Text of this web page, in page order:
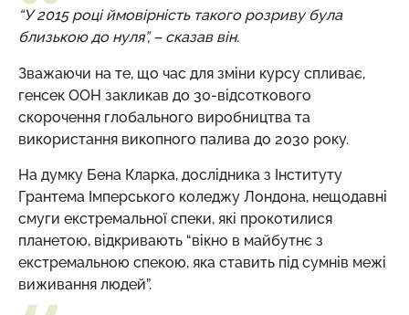
“У 2015 році ймовірність такого розриву була
близькою до нуля”, – сказав він.
Зважаючи на те, що час для зміни курсу спливає,
генсек ООН закликав до 30-відсоткового
скорочення глобального виробництва та
використання викопного палива до 2030 року.
На думку Бена Кларка, дослідника з Інституту
Грантема Імперського коледжу Лондона, нещодавні
смуги екстремальної спеки, які прокотилися
планетою, відкривають “вікно в майбутнє з
екстремальною спекою, яка ставить під сумнів межі
виживання людей”.